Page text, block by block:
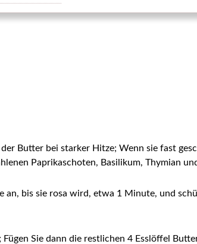
Butter bei starker Hitze; Wenn sie fast
Paprikaschoten, Basilikum, Thymian
an, bis sie rosa wird, etwa 1 Minute, und
Sie dann die restlichen 4 Esslöffel